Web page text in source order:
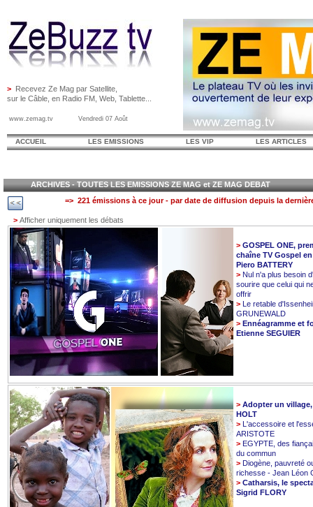
> Recevez Ze Mag par Satellite,
sur le Câble, en Radio FM, Web, Tablette...
www.zemag.tv Vendredi 07 Août
ACCUEIL LES EMISSIONS LES VIP LES ARTICLES
ARCHIVES - TOUTES LES EMISSIONS ZE MAG et ZE MAG DEBAT
=> 221 émissions à ce jour - par date de diffusion depuis la
> Afficher uniquement les débats
> GOSPEL ONE,
chaîne TV Gospel
Piero BATTERY
> Nul n'a plus besoin
sourire que celui qui
offrir
> Le retable
GRUNEWALD
> Ennéagramme et
Etienne SEGUIER
> Adopter un
HOLT
> L'accessoire et
ARISTOTE
> EGYPTE, des
du commun
> Diogène, pauvreté
richesse - Jean Léon
> Catharsis, le
Sigrid FLORY